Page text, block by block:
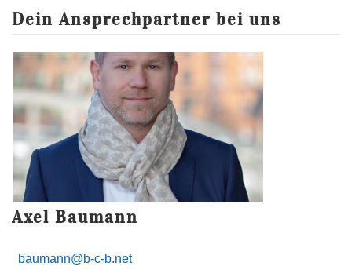
Dein Ansprechpartner bei uns
Axel Baumann
baumann@b-c-b.net